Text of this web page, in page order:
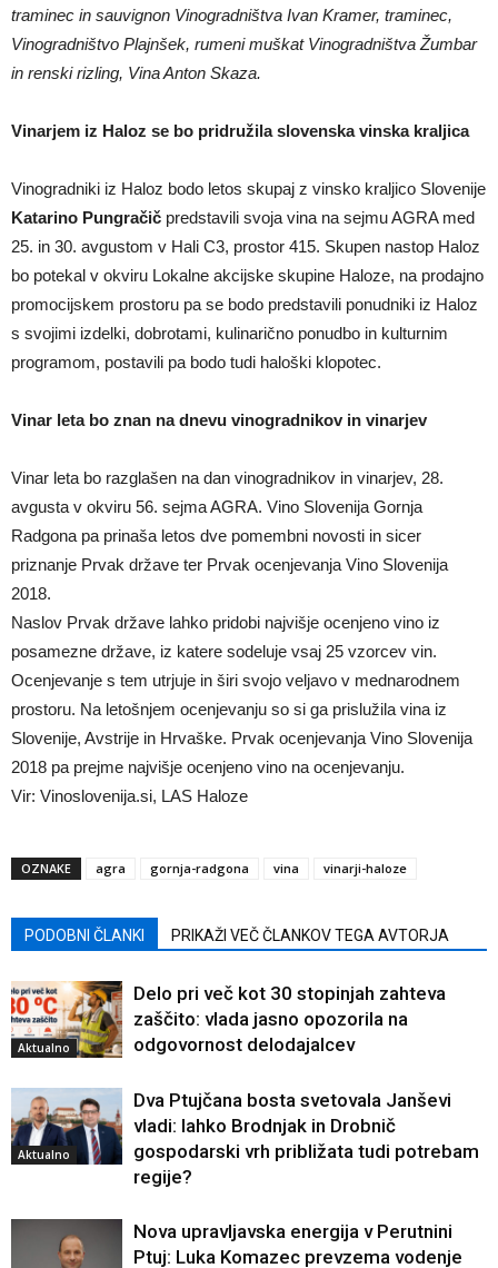
traminec in sauvignon Vinogradništva Ivan Kramer, traminec,
Vinogradništvo Plajnšek, rumeni muškat Vinogradništva Žumbar
in renski rizling, Vina Anton Skaza.
Vinarjem iz Haloz se bo pridružila slovenska vinska kraljica
Vinogradniki iz Haloz bodo letos skupaj z vinsko kraljico Slovenije
Katarino Pungračič predstavili svoja vina na sejmu AGRA med
25. in 30. avgustom v Hali C3, prostor 415. Skupen nastop Haloz
bo potekal v okviru Lokalne akcijske skupine Haloze, na prodajno
promocijskem prostoru pa se bodo predstavili ponudniki iz Haloz
s svojimi izdelki, dobrotami, kulinarično ponudbo in kulturnim
programom, postavili pa bodo tudi haloški klopotec.
Vinar leta bo znan na dnevu vinogradnikov in vinarjev
Vinar leta bo razglašen na dan vinogradnikov in vinarjev, 28.
avgusta v okviru 56. sejma AGRA. Vino Slovenija Gornja
Radgona pa prinaša letos dve pomembni novosti in sicer
priznanje Prvak države ter Prvak ocenjevanja Vino Slovenija
2018.
Naslov Prvak države lahko pridobi najvišje ocenjeno vino iz
posamezne države, iz katere sodeluje vsaj 25 vzorcev vin.
Ocenjevanje s tem utrjuje in širi svojo veljavo v mednarodnem
prostoru. Na letošnjem ocenjevanju so si ga prislužila vina iz
Slovenije, Avstrije in Hrvaške. Prvak ocenjevanja Vino Slovenija
2018 pa prejme najvišje ocenjeno vino na ocenjevanju.
Vir: Vinoslovenija.si, LAS Haloze
OZNAKE agra gornja-radgona vina vinarji-haloze
PODOBNI ČLANKI PRIKAŽI VEČ ČLANKOV TEGA AVTORJA
Aktualno
Delo pri več kot 30 stopinjah zahteva
zaščito: vlada jasno opozorila na
odgovornost delodajalcev
Aktualno
Dva Ptujčana bosta svetovala Janševi
vladi: lahko Brodnjak in Drobnič
gospodarski vrh približata tudi potrebam
regije?
Nova upravljavska energija v Perutnini
Ptuj: Luka Komazec prevzema vodenje